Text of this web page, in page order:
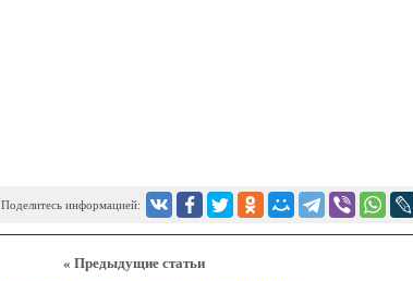
Поделитесь информацией:
« Предыдущие статьи